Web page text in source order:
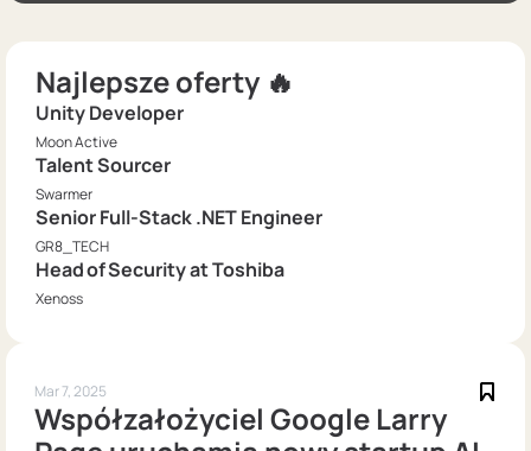
Najlepsze oferty 🔥
Unity Developer
Moon Active
Talent Sourcer
Swarmer
Senior Full-Stack .NET Engineer
GR8_TECH
Head of Security at Toshiba
Xenoss
Mar 7, 2025
Współzałożyciel Google Larry